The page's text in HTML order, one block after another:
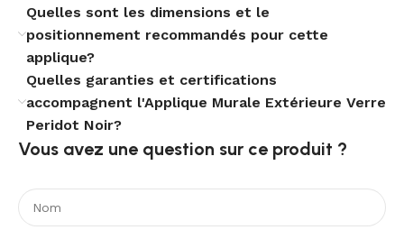
Quelles sont les dimensions et le
positionnement recommandés pour cette
applique?
Quelles garanties et certifications
accompagnent l'Applique Murale Extérieure Verre
Peridot Noir?
Vous avez une question sur ce produit ?​